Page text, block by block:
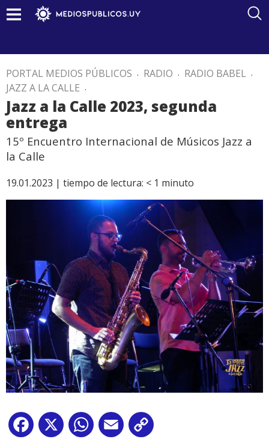
PORTAL MEDIOS PÚBLICOS . RADIO . RADIO BABEL .
JAZZ A LA CALLE .
Jazz a la Calle 2023, segunda
entrega
15º Encuentro Internacional de Músicos Jazz a
la Calle
19.01.2023 | tiempo de lectura: < 1 minuto
Facebook
X WhatsApp
Email